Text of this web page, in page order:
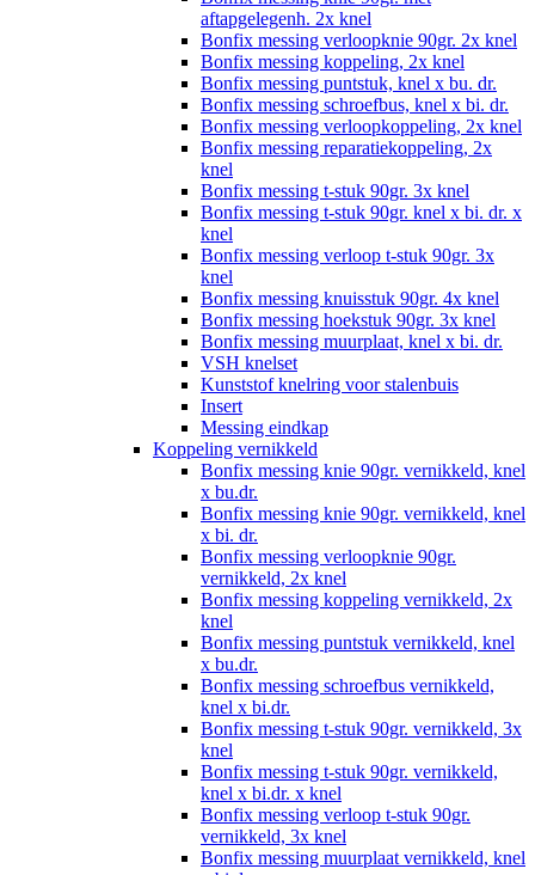
aftapgelegenh. 2x knel
Bonfix messing verloopknie 90gr. 2x knel
Bonfix messing koppeling, 2x knel
Bonfix messing puntstuk, knel x bu. dr.
Bonfix messing schroefbus, knel x bi. dr.
Bonfix messing verloopkoppeling, 2x knel
Bonfix messing reparatiekoppeling, 2x
knel
Bonfix messing t-stuk 90gr. 3x knel
Bonfix messing t-stuk 90gr. knel x bi. dr. x
knel
Bonfix messing verloop t-stuk 90gr. 3x
knel
Bonfix messing knuisstuk 90gr. 4x knel
Bonfix messing hoekstuk 90gr. 3x knel
Bonfix messing muurplaat, knel x bi. dr.
VSH knelset
Kunststof knelring voor stalenbuis
Insert
Messing eindkap
Koppeling vernikkeld
Bonfix messing knie 90gr. vernikkeld, knel
x bu.dr.
Bonfix messing knie 90gr. vernikkeld, knel
x bi. dr.
Bonfix messing verloopknie 90gr.
vernikkeld, 2x knel
Bonfix messing koppeling vernikkeld, 2x
knel
Bonfix messing puntstuk vernikkeld, knel
x bu.dr.
Bonfix messing schroefbus vernikkeld,
knel x bi.dr.
Bonfix messing t-stuk 90gr. vernikkeld, 3x
knel
Bonfix messing t-stuk 90gr. vernikkeld,
knel x bi.dr. x knel
Bonfix messing verloop t-stuk 90gr.
vernikkeld, 3x knel
Bonfix messing muurplaat vernikkeld, knel